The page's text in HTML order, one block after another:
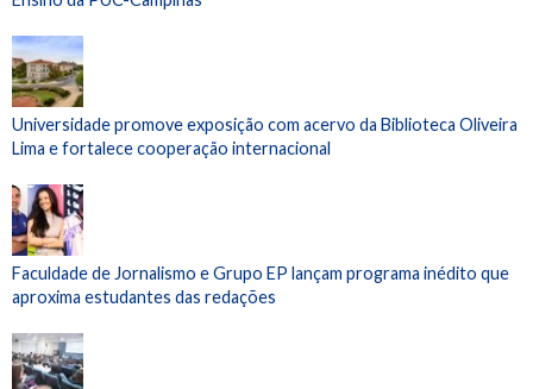
Universidade promove exposição com acervo da Biblioteca Oliveira
Lima e fortalece cooperação internacional
Faculdade de Jornalismo e Grupo EP lançam programa inédito que
aproxima estudantes das redações